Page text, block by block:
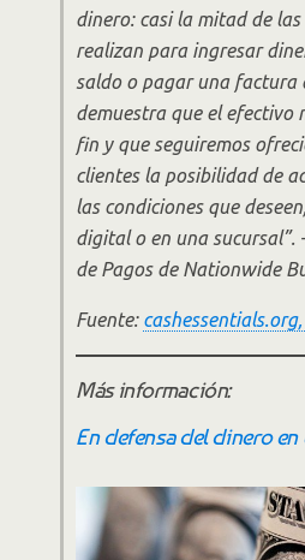
dinero: casi la mitad de
realizan para ingresar
saldo o pagar una factura
demuestra que el efectivo
fin y que seguiremos
clientes la posibilidad de
las condiciones que
digital o en una sucursal”.
de Pagos de Nationwide
Fuente:
Más información:
En defensa del dinero